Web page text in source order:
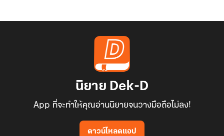
นิยาย Dek-D
App ที่จะทำให้คุณอ่านนิยายจนวางมือถือไม่ลง!
ดาวน์โหลดแอป